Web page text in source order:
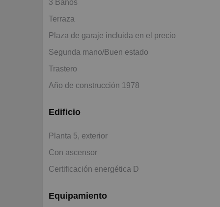
3 Baños
Terraza
Plaza de garaje incluida en el precio
Segunda mano/Buen estado
Trastero
Año de construcción 1978
Edificio
Planta 5, exterior
Con ascensor
Certificación energética D
Equipamiento